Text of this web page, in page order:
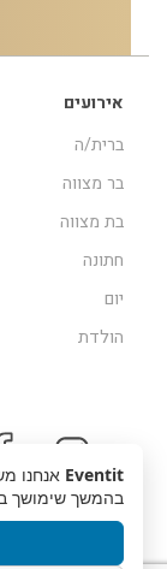
אירועים
ברית/ה
בר מצווה
בת מצווה
חתונה
יום
הולדת
Eventit אנחנו
בהמשך שימושך